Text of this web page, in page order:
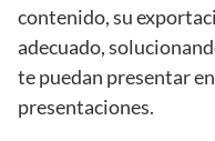
contenido, su
adecuado,
te puedan presentar
presentaciones.